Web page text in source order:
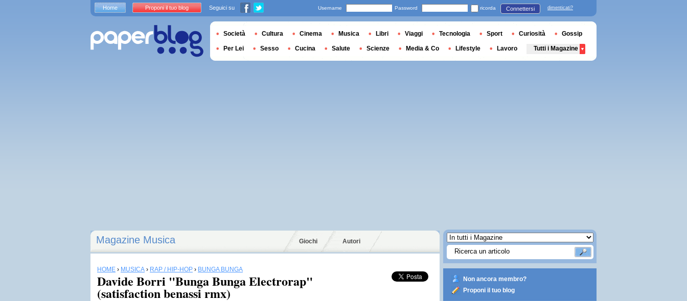
Magazine Musica Giochi Autori
HOME › MUSICA › RAP / HIP-HOP › BUNGA BUNGA
Davide Borri "Bunga Bunga Electrorap"
(satisfaction benassi rmx)
Non ancora membro?
Proponi il tuo blog
Home Proponi il tuo blog Seguici su Username Password ricorda Connettersi dimenticati?
Società Cultura Cinema Musica Libri Viaggi Tecnologia Sport Curiosità Gossip
Per Lei Sesso Cucina Salute Scienze Media & Co Lifestyle Lavoro Tutti i Magazine